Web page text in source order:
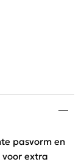
pasvorm en
extra